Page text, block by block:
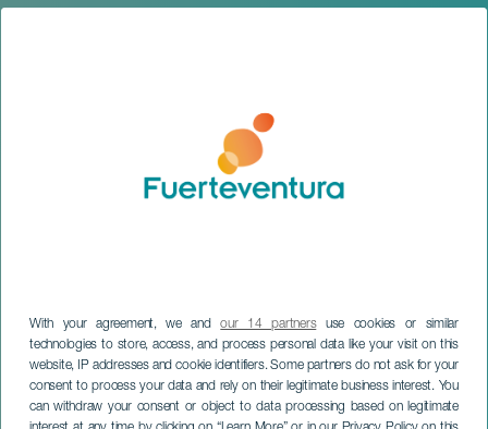
With your agreement, we andour 14 partnersuse cookies or similar
technologies to store, access, and process personal data like your visit on this
website, IP addresses and cookie identifiers. Some partners do not ask for your
consent to process your data and rely on their legitimate business interest. You
can withdraw your consent or object to data processing based on legitimate
Dany Noel: Trío Cuban
FUERTEVENTURA